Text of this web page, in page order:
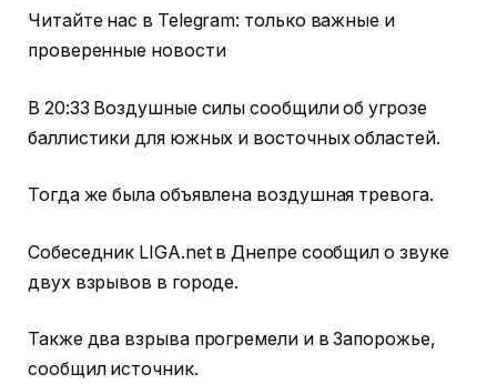
Читайте нас в Telegram: только важные и
проверенные новости
В 20:33 Воздушные силы сообщили об угрозе
баллистики для южных и восточных областей.
Тогда же была объявлена воздушная тревога.
Собеседник LIGA.net в Днепре сообщил о звуке
двух взрывов в городе.
Также два взрыва прогремели и в Запорожье,
сообщил источник.